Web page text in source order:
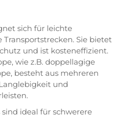
sich für leichte
Sie bietet
und ist kosteneffizient.
wie z.B. doppellagige
besteht aus mehreren
und
ideal für schwerere